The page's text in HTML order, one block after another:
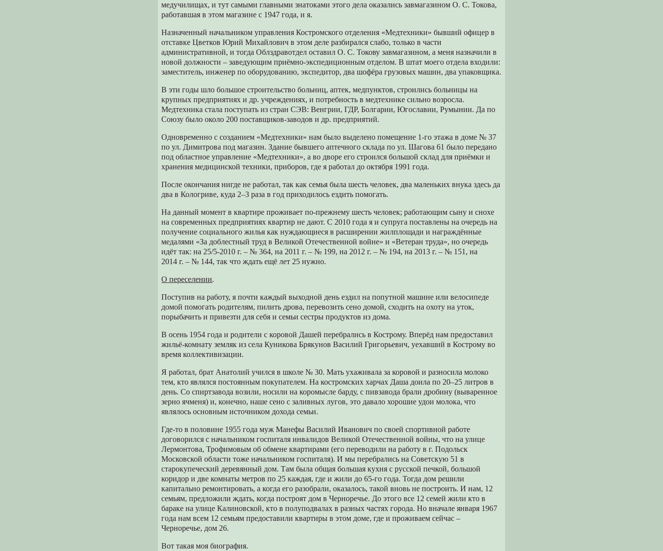
медучилищах, и тут самыми главными знатоками этого дела оказались завмагазином О. С. Токова,
работавшая в этом магазине с 1947 года, и я.
Назначенный начальником управления Костромского отделения «Медтехники» бывший офицер в
отставке Цветков Юрий Михайлович в этом деле разбирался слабо, только в части
административной, и тогда Облздравотдел оставил О. С. Токову завмагазином, а меня назначили в
новой должности – заведующим приёмно-экспедиционным отделом. В штат моего отдела входили:
заместитель, инженер по оборудованию, экспедитор, два шофёра грузовых машин, два упаковщика.
В эти годы шло большое строительство больниц, аптек, медпунктов, строились больницы на
крупных предприятиях и др. учреждениях, и потребность в медтехнике сильно возросла.
Медтехника стала поступать из стран СЭВ: Венгрии, ГДР, Болгарии, Югославии, Румынии. Да по
Союзу было около 200 поставщиков-заводов и др. предприятий.
Одновременно с созданием «Медтехники» нам было выделено помещение 1-го этажа в доме № 37
по ул. Димитрова под магазин. Здание бывшего аптечного склада по ул. Шагова 61 было передано
под областное управление «Медтехники», а во дворе его строился большой склад для приёмки и
хранения медицинской техники, приборов, где я работал до октября 1991 года.
После окончания нигде не работал, так как семья была шесть человек, два маленьких внука здесь да
два в Кологриве, куда 2–3 раза в год приходилось ездить помогать.
На данный момент в квартире проживает по-прежнему шесть человек; работающим сыну и снохе
на современных предприятиях квартир не дают. С 2010 года я и супруга поставлены на очередь на
получение социального жилья как нуждающиеся в расширении жилплощади и награждённые
медалями «За доблестный труд в Великой Отечественной войне» и «Ветеран труда», но очередь
идёт так: на 25/5-2010 г. – № 364, на 2011 г. – № 199, на 2012 г. – № 194, на 2013 г. – № 151, на
2014 г. – № 144, так что ждать ещё лет 25 нужно.
О переселении.
Поступив на работу, я почти каждый выходной день ездил на попутной машине или велосипеде
домой помогать родителям, пилить дрова, перевозить сено домой, сходить на охоту на уток,
порыбачить и привезти для себя и семьи сестры продуктов из дома.
В осень 1954 года и родители с коровой Дашей перебрались в Кострому. Вперёд нам предоставил
жильё-комнату земляк из села Куникова Брякунов Василий Григорьевич, уехавший в Кострому во
время коллективизации.
Я работал, брат Анатолий учился в школе № 30. Мать ухаживала за коровой и разносила молоко
тем, кто являлся постоянным покупателем. На костромских харчах Даша доила по 20–25 литров в
день. Со спиртзавода возили, носили на коромысле барду, с пивзавода брали дробину (вываренное
зерно ячменя) и, конечно, наше сено с заливных лугов, это давало хорошие удои молока, что
являлось основным источником дохода семьи.
Где-то в половине 1955 года муж Манефы Василий Иванович по своей спортивной работе
договорился с начальником госпиталя инвалидов Великой Отечественной войны, что на улице
Лермонтова, Трофимовым об обмене квартирами (его переводили на работу в г. Подольск
Московской области тоже начальником госпиталя). И мы перебрались на Советскую 51 в
старокупеческий деревянный дом. Там была общая большая кухня с русской печкой, большой
коридор и две комнаты метров по 25 каждая, где и жили до 65-го года. Тогда дом решили
капитально ремонтировать, а когда его разобрали, оказалось, такой вновь не построить. И нам, 12
семьям, предложили ждать, когда построят дом в Черноречье. До этого все 12 семей жили кто в
бараке на улице Калиновской, кто в полуподвалах в разных частях города. Но вначале января 1967
года нам всем 12 семьям предоставили квартиры в этом доме, где и проживаем сейчас –
Черноречье, дом 26.
Вот такая моя биография.